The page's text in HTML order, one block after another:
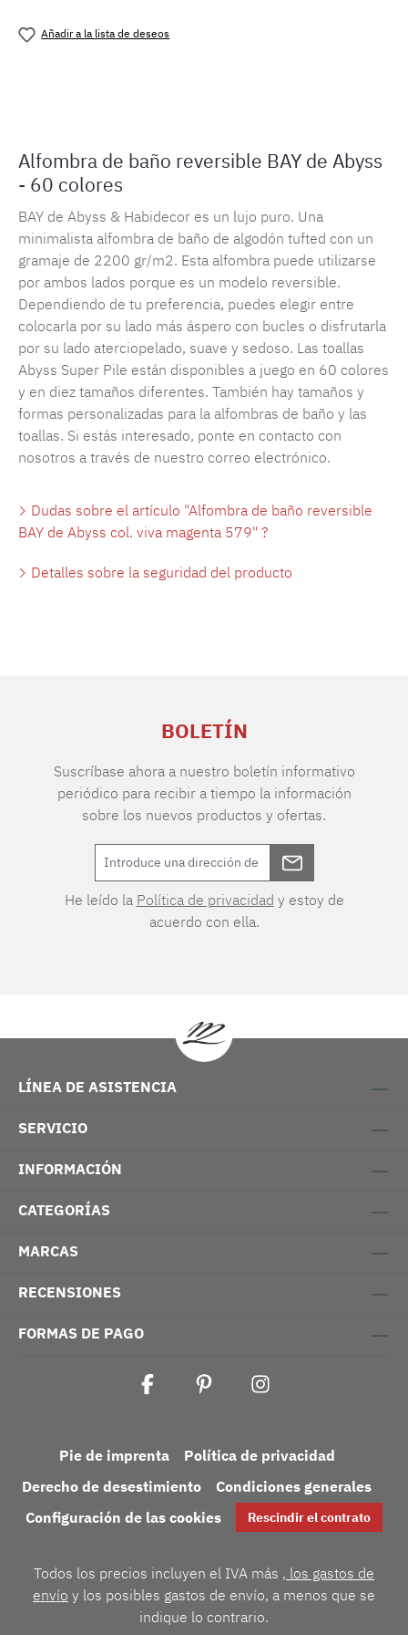
Añadir a la lista de deseos
Alfombra de baño reversible BAY de Abyss
- 60 colores
BAY de Abyss & Habidecor es un lujo puro. Una
minimalista alfombra de baño de algodón tufted con un
gramaje de 2200 gr/m2. Esta alfombra puede utilizarse
por ambos lados porque es un modelo reversible.
Dependiendo de tu preferencia, puedes elegir entre
colocarla por su lado más áspero con bucles o disfrutarla
por su lado aterciopelado, suave y sedoso. Las toallas
Abyss Super Pile están disponibles a juego en 60 colores
y en diez tamaños diferentes. También hay tamaños y
formas personalizadas para la alfombras de baño y las
toallas. Si estás interesado, ponte en contacto con
nosotros a través de nuestro correo electrónico.
Dudas sobre el artículo "Alfombra de baño reversible
BAY de Abyss col. viva magenta 579" ?
Detalles sobre la seguridad del producto
BOLETÍN
Suscríbase ahora a nuestro boletín informativo
periódico para recibir a tiempo la información
sobre los nuevos productos y ofertas.
He leído la Política de privacidad y estoy de
acuerdo con ella.
LÍNEA DE ASISTENCIA
SERVICIO
INFORMACIÓN
CATEGORÍAS
MARCAS
RECENSIONES
FORMAS DE PAGO
Pie de imprenta
Política de privacidad
Derecho de desestimiento
Condiciones generales
Configuración de las cookies
Rescindir el contrato
Todos los precios incluyen el IVA más , los gastos de
envío y los posibles gastos de envío, a menos que se
indique lo contrario.